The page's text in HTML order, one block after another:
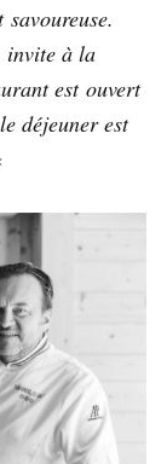
invite à la
est ouvert
déjeuner est